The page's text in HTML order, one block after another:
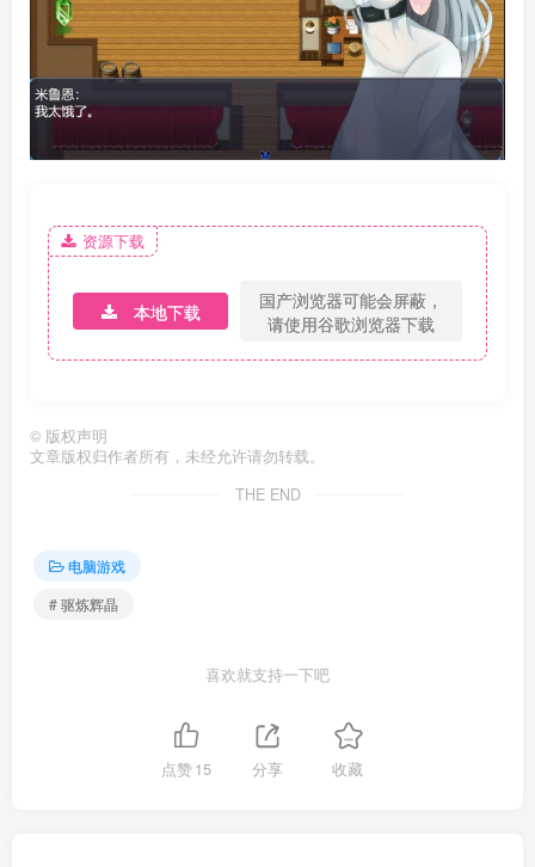
资源下载
本地下载
国产浏览器可能会屏蔽，
请使用谷歌浏览器下载
© 版权声明
文章版权归作者所有，未经允许请勿转载。
THE END
电脑游戏
# 驱炼辉晶
喜欢就支持一下吧
点赞15 分享 收藏